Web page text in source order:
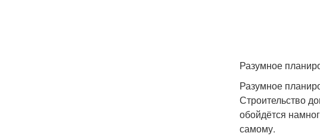
Разумное
Разумное
Строительство
обойдётся
самому.